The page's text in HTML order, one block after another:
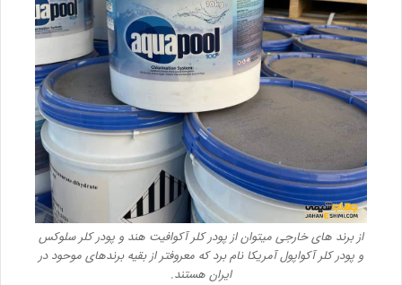
از برند های خارجی میتوان از پودر کلر آکوافیت هند و پودر کلر سلوکس
و پودر کلر آکواپول آمریکا نام برد که معروفتر از بقیه برندهای موحود در
ایران هستند.